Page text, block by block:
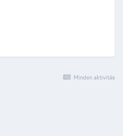
Minden aktivitás